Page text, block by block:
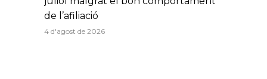
de l’afiliació
4 d'agost de 2026